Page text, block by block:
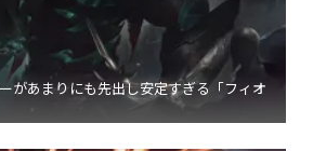
があまりにも先出し安定すぎる「フィオ